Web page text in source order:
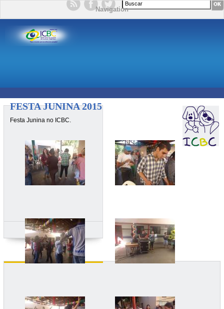
NavigationFormulário de busca
FESTA JUNINA 2015
Festa Junina no ICBC.